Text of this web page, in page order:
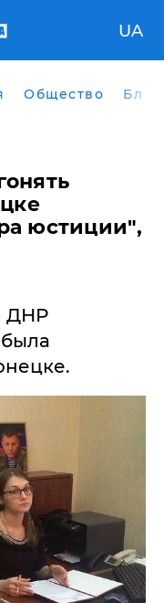
UA
Общество
юстиции",
ДНР